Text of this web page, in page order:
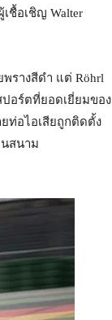
ชื้อเชิญ Walter
รางสีดำ แต่ Röhrl
อร์ตที่ยอดเยี่ยมของ
ท่อไอเสียถูกติดตั้ง
นสนาม